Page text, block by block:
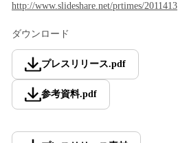
http://www.slideshare.net/prtimes/2011413
ダウンロード
プレスリリース.pdf
参考資料.pdf